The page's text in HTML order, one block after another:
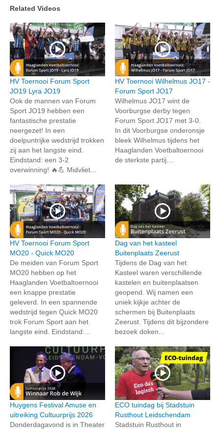
Related Videos
HV Toernooi Forum Sport
JO19 Lyra JO19
Ook de mannen van Forum
Sport JO19 hebben een
fantastische prestatie
neergezet! In een
doelpuntrijke wedstrijd trokken
zij aan het langste eind.
Eindstand: een 3-2
overwinning! 🔥💪 Midvliet...
HV Toernooi Wilhelmus JO17 -
Forum Sport JO17
Wilhelmus JO17 wint de
Voorburgse derby tegen
Forum Sport JO17 met 3-0.
In dit Voorburgse onderonsje
bleek Wilhelmus tijdens het
Haaglanden Voetbaltoernooi
de sterkste partij....
HV Toernooi Forum Sport
MO20 - Quick MO20
De meiden van Forum Sport
MO20 hebben op het
Haaglanden Voetbaltoernooi
een knappe prestatie
geleverd. In een spannende
wedstrijd tegen Quick MO20
trok Forum Sport aan het
langste eind. Eindstand:...
Dag van het kasteel
Buitenplaats Zeerust
Tijdens de Dag van het
Kasteel waren verschillende
kastelen en buitenplaatsen
geopend. Wij namen een
uniek kijkje achter de
schermen bij Buitenplaats
Zeerust. Tijdens dit bijzondere
bezoek doken...
Huygens Festival Amuse en
uitreiking Cultuurprijs 2026
Donderdagavond is in Theater
ECO tuindag bij Stadstuin
Rusthout Leidschendam
Stadstuin Rusthout in